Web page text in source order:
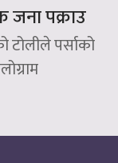
पक्राउ
टोलीले पर्साको